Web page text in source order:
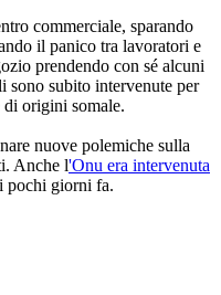
commerciale, sparando
il panico tra lavoratori e
prendendo con sé alcuni
sono subito intervenute per
di origini somale.
nuove polemiche sulla
Anche l'Onu era intervenuta
pochi giorni fa.